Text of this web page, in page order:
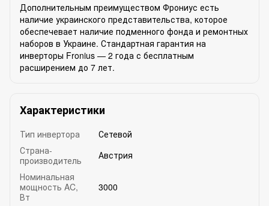
Дополнительным преимуществом Фрониус есть
наличие украинского представительства, которое
обеспечевает наличие подменного фонда и ремонтных
наборов в Украине. Стандартная гарантия на
инверторы Fronius — 2 года с бесплатным
расширением до 7 лет.
Характеристики
Тип инвертора
Сетевой
Страна-
производитель
Австрия
Номинальная
мощность AC,
Вт
3000